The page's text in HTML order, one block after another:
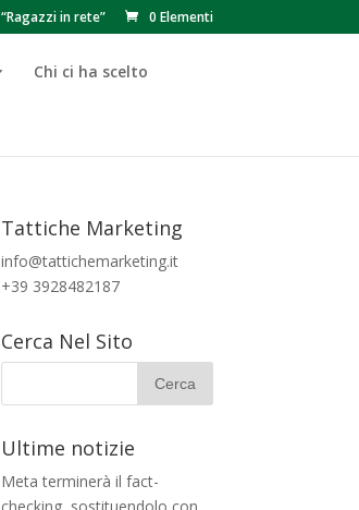
“Ragazzi in rete” 0 Elementi
Chi ci ha scelto
Tattiche Marketing
info@tattichemarketing.it
+39 3928482187
Cerca Nel Sito
Ultime notizie
Meta terminerà il fact-